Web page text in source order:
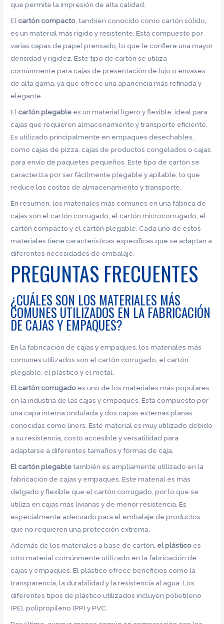
que permite la impresión de alta calidad.
Elcartón compacto , también conocido como cartón sólido,
es un material más rígido y resistente. Está compuesto por
varias capas de papel prensado, lo que le confiere una mayor
densidad y rigidez. Este tipo de cartón se utiliza
comúnmente para cajas de presentación de lujo o envases
de alta gama, ya que ofrece una apariencia más refinada y
elegante.
Elcartón plegable es un material ligero y flexible, ideal para
cajas que requieren almacenamiento y transporte eficiente.
Es utilizado principalmente en empaques desechables,
como cajas de pizza, cajas de productos congelados o cajas
para envío de paquetes pequeños. Este tipo de cartón se
caracteriza por ser fácilmente plegable y apilable, lo que
reduce los costos de almacenamiento y transporte.
En resumen, los materiales más comunes en una fábrica de
cajas son el cartón corrugado, el cartón microcorrugado, el
cartón compacto y el cartón plegable. Cada uno de estos
materiales tiene características específicas que se adaptan a
diferentes necesidades de embalaje.
PREGUNTAS FRECUENTES
¿CUÁLES SON LOS MATERIALES MÁS
COMUNES UTILIZADOS EN LA FABRICACIÓN
DE CAJAS Y EMPAQUES?
En la fabricación de cajas y empaques, los materiales más
comunes utilizados son el cartón corrugado, el cartón
plegable, el plástico y el metal.
El cartón corrugado es uno de los materiales más populares
en la industria de las cajas y empaques. Está compuesto por
una capa interna ondulada y dos capas externas planas
conocidas como liners. Este material es muy utilizado debido
a su resistencia, costo accesible y versatilidad para
adaptarse a diferentes tamaños y formas de caja.
El cartón plegabletambién es ampliamente utilizado en la
fabricación de cajas y empaques. Este material es más
delgado y flexible que el cartón corrugado, por lo que se
utiliza en cajas más livianas y de menor resistencia. Es
especialmente adecuado para el embalaje de productos
que no requieren una protección extrema.
Además de los materiales a base de cartón, el plástico es
otro material comúnmente utilizado en la fabricación de
cajas y empaques. El plástico ofrece beneficios como la
transparencia, la durabilidad y la resistencia al agua. Los
diferentes tipos de plástico utilizados incluyen polietileno
(PE), polipropileno (PP) y PVC.